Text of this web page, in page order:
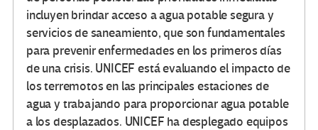
incluyen brindar acceso a agua potable segura y
servicios de saneamiento, que son fundamentales
para prevenir enfermedades en los primeros días
de una crisis. UNICEF está evaluando el impacto de
los terremotos en las principales estaciones de
agua y trabajando para proporcionar agua potable
a los desplazados. UNICEF ha desplegado equipos